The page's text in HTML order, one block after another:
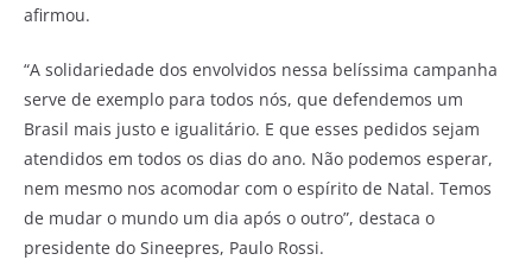
afirmou.
“A solidariedade dos envolvidos nessa belíssima campanha
serve de exemplo para todos nós, que defendemos um
Brasil mais justo e igualitário. E que esses pedidos sejam
atendidos em todos os dias do ano. Não podemos esperar,
nem mesmo nos acomodar com o espírito de Natal. Temos
de mudar o mundo um dia após o outro”, destaca o
presidente do Sineepres, Paulo Rossi.